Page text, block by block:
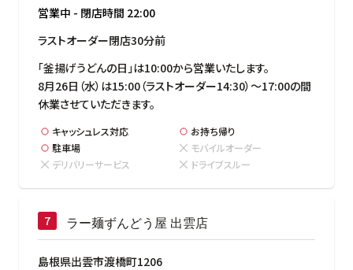
営業中 - 閉店時間 22:00
ラストオーダー閉店30分前
「釜揚げうどんの日」は10:00から営業いたします。
8月26日（水）は15:00（ラストオーダー14:30）～17:00の間
休業させていただきます。
キャッシュレス対応
お持ち帰り
駐車場
モバイルオーダー
デリバリーサービス
ドライブスルー
ラー麺ずんどう屋 出雲店
島根県出雲市渡橋町1206